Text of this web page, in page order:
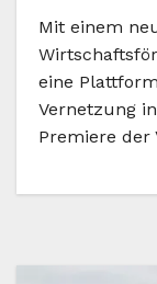
Mit einem
eine
Vernetzung
Premiere der